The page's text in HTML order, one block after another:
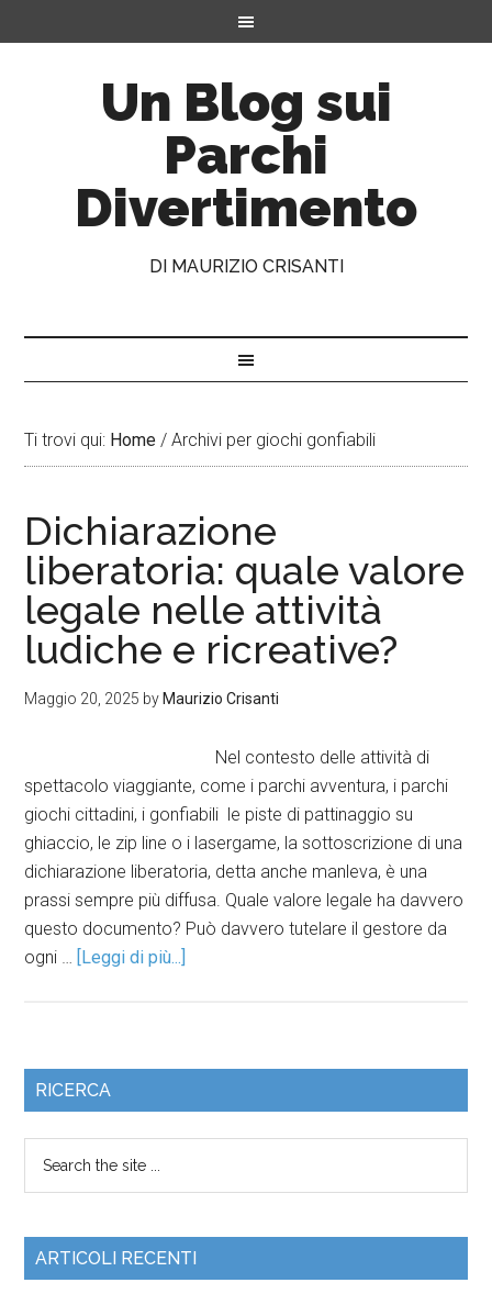
Un Blog sui
Parchi
Divertimento
DI MAURIZIO CRISANTI
Ti trovi qui: Home / Archivi per giochi gonfiabili
Dichiarazione
liberatoria: quale valore
legale nelle attività
ludiche e ricreative?
Maggio 20, 2025 by Maurizio Crisanti
Nel contesto delle attività di
spettacolo viaggiante, come i parchi avventura, i parchi
giochi cittadini, i gonfiabili le piste di pattinaggio su
ghiaccio, le zip line o i lasergame, la sottoscrizione di una
dichiarazione liberatoria, detta anche manleva, è una
prassi sempre più diffusa. Quale valore legale ha davvero
questo documento? Può davvero tutelare il gestore da
ogni … [Leggi di più...]
RICERCA
ARTICOLI RECENTI